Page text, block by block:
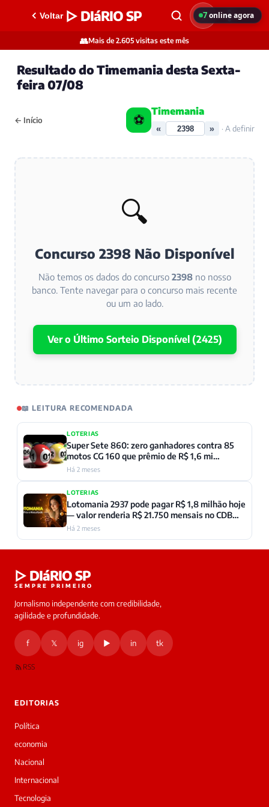
Voltar ▷ DIáRIO SP
👥Mais de 2.605 visitas este mês
Resultado do Timemania desta Sexta-
feira 07/08
← Início ⚽ Timemania
« » · A definir
🔍
Concurso 2398 Não Disponível
Não temos os dados do concurso 2398no nosso
banco. Tente navegar para o concurso mais recente
ou um ao lado.
Ver o Último Sorteio Disponível (2425)
📖 LEITURA RECOMENDADA
LOTERIAS
Super Sete 860: zero ganhadores contra 85
motos CG 160 que prêmio de R$ 1,6 mi
compraria
Há 2 meses
LOTERIAS
Lotomania 2937 pode pagar R$ 1,8 milhão hoje
— valor renderia R$ 21.750 mensais no CDB
segundo BCB
Há 2 meses
▷ DIáRIO SP
SEMPRE PRIMEIRO
Jornalismo independente com credibilidade,
agilidade e profundidade.
f 𝕏 ig ▶ in tk
RSS
EDITORIAS
Política
economia
Nacional
Internacional
Tecnologia
7online agora